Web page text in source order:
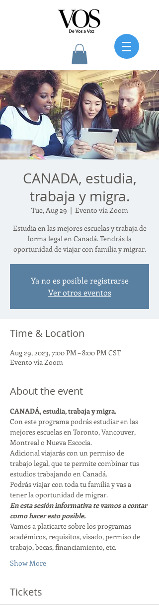
CANADA, estudia,
trabaja y migra.
Tue, Aug 29
  |
Evento vía Zoom
Estudia en las mejores escuelas y trabaja de
forma legal en Canadá. Tendrás la
oportunidad de viajar con familia y migrar.
Ya no es posible registrarse
Ver otros eventos
Time & Location
Aug 29, 2023, 7:00 PM – 8:00 PM CST
Evento vía Zoom
About the event
CANADÁ, estudia, trabaja y migra.
Con este programa podrás estudiar en las
mejores escuelas en Toronto, Vancouver,
Montreal o Nueva Escocia.
Adicional viajarás con un permiso de
trabajo legal, que te permite combinar tus
estudios trabajando en Canadá.
Podrás viajar con toda tu familia y vas a
tener la oportunidad de migrar.
En esta sesión informativa te vamos a contar
como hacer esto posible.
Vamos a platicarte sobre los programas
académicos, requisitos, visado, permiso de
trabajo, becas, financiamiento, etc.
Show More
Tickets